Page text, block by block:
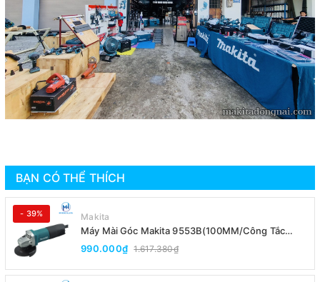
BẠN CÓ THỂ THÍCH
- 39% Makita
Máy Mài Góc Makita 9553B(100MM/Công Tắc
Đuôi)
990.000₫ 1.617.380₫